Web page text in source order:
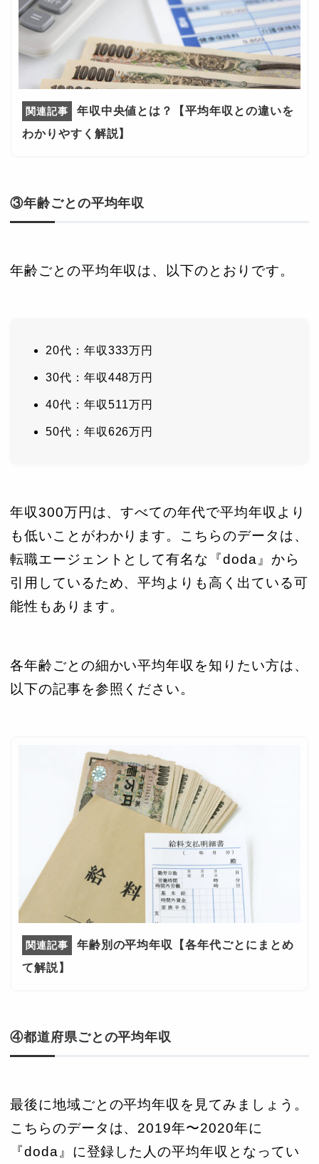
年収中央値とは？【平均年収との違いを
わかりやすく解説】
③年齢ごとの平均年収
年齢ごとの平均年収は、以下のとおりです。
20代：年収333万円
30代：年収448万円
40代：年収511万円
50代：年収626万円
年収300万円は、すべての年代で平均年収より
も低いことがわかります。こちらのデータは、
転職エージェントとして有名な『doda』から
引用しているため、平均よりも高く出ている可
能性もあります。
各年齢ごとの細かい平均年収を知りたい方は、
以下の記事を参照ください。
年齢別の平均年収【各年代ごとにまとめ
て解説】
④都道府県ごとの平均年収
最後に地域ごとの平均年収を見てみましょう。
こちらのデータは、2019年〜2020年に
『doda』に登録した人の平均年収となってい